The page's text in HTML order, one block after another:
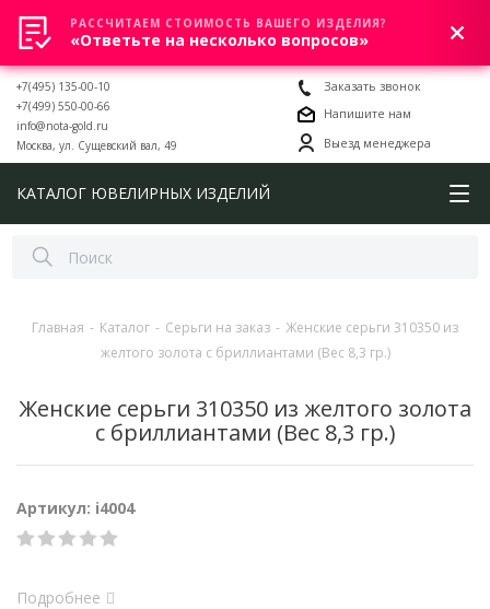
0
+7(495) 135-00-10
+7(499) 550-00-66
info@nota-gold.ru
Москва, ул. Сущевский вал, 49
Заказать звонок
Напишите нам
Выезд менеджера
КАТАЛОГ ЮВЕЛИРНЫХ ИЗДЕЛИЙ
Главная - Каталог - Серьги на заказ - Женские серьги 310350 из
желтого золота с бриллиантами (Вес 8,3 гр.)
Женские серьги 310350 из желтого золота
с бриллиантами (Вес 8,3 гр.)
Артикул: i4004
Подробнее
РАССЧИТАЕМ СТОИМОСТЬ ВАШЕГО ИЗДЕЛИЯ?
«Ответьте на несколько вопросов»